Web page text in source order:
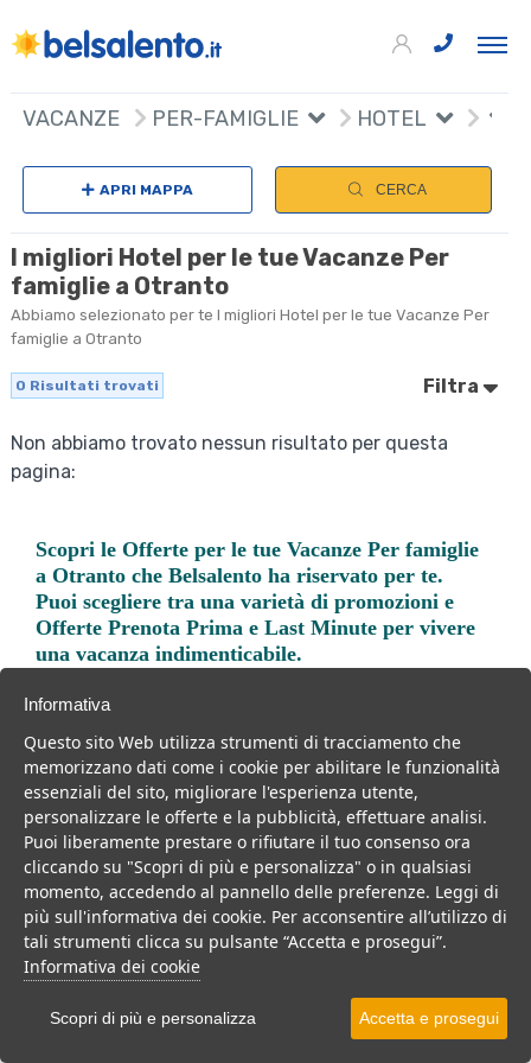
VACANZE PER-FAMIGLIE HOTEL
APRI MAPPA CERCA
I migliori Hotel per le tue Vacanze Per
famiglie a Otranto
Abbiamo selezionato per te I migliori Hotel per le tue Vacanze Per
famiglie a Otranto
0 Risultati trovati Filtra
Non abbiamo trovato nessun risultato per questa
pagina:
Scopri leOfferte per le tue Vacanze Per famiglie
a Otranto che Belsalento ha riservato per te.
Puoi scegliere tra una varietà di promozioni e
Offerte Prenota Prima e Last Minute per vivere
una vacanza indimenticabile.
Trova la soluzione migliore per la tua prossima
vacanza.
Noi di belsalento.it abbiamo selezionato per te le migliori mete, i
migliori servizi, le migliori offerte per il tuo prossimo viaggio.
Informativa
Questo sito Web utilizza strumenti di tracciamento che
memorizzano dati come i cookie per abilitare le funzionalità
essenziali del sito, migliorare l'esperienza utente,
personalizzare le offerte e la pubblicità, effettuare analisi.
Puoi liberamente prestare o rifiutare il tuo consenso ora
cliccando su "Scopri di più e personalizza" o in qualsiasi
momento, accedendo al pannello delle preferenze. Leggi di
più sull'informativa dei cookie. Per acconsentire all’utilizzo di
tali strumenti clicca su pulsante “Accetta e prosegui”.
Informativa dei cookie
Scopri di più e personalizza Accetta e prosegui